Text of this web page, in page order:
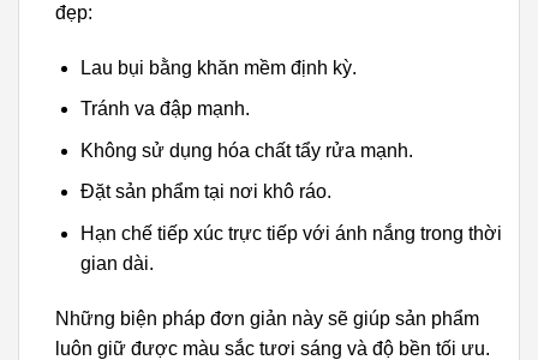
đẹp:
Lau bụi bằng khăn mềm định kỳ.
Tránh va đập mạnh.
Không sử dụng hóa chất tẩy rửa mạnh.
Đặt sản phẩm tại nơi khô ráo.
Hạn chế tiếp xúc trực tiếp với ánh nắng trong thời
gian dài.
Những biện pháp đơn giản này sẽ giúp sản phẩm
luôn giữ được màu sắc tươi sáng và độ bền tối ưu.